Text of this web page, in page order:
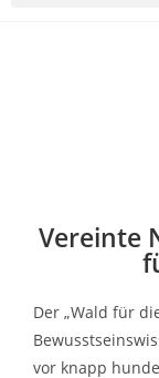
Vereinte
Der „Wald für
vor knapp